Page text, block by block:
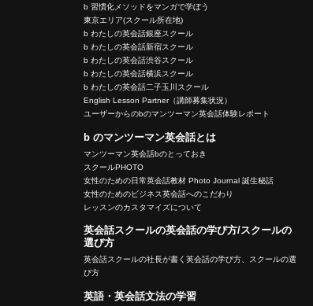
b 習慣化メソッドをマンガで学ぼう
東京エリア(スクール所在地)
b わたしの英会話銀座スクール
b わたしの英会話新宿スクール
b わたしの英会話渋谷スクール
b わたしの英会話横浜スクール
b わたしの英会話二子玉川スクール
English Lesson Partner（講師募集状況）
ユーザーからのbのマンツーマン英会話体験レポート
b のマンツーマン英会話とは
マンツーマン英会話bのとっておき
スクールPHOTO
女性のための日常英会話教材 Photo Journal 誕生秘話
女性のためのビジネス英会話へのこだわり
レッスンのカスタマイズについて
英会話スクールの英会話の学び方/スクールの
選び方
英会話スクールの社長が書く英会話の学び方、スクールの選
び方
英語・英会話文法の学習